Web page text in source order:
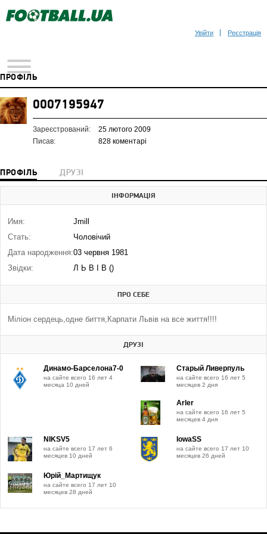
Увійти Реєстрація
ПРОФІЛЬ
0007195947
Зареєстрований:
25 лютого 2009
Писав:
828 коментарі
ПРОФІЛЬ ДРУЗІ
ІНФОРМАЦІЯ
Имя:
Jmill
Стать:
Чоловічий
Дата народження:03 червня 1981
Звідки:
Л Ь В І В ()
ПРО СЕБЕ
Міліон сердець,одне биття,Карпати Львів на все життя!!!!
ДРУЗІ
Динамо-Барселона7-0
на сайте всего 16 лет 4
месяца 10 дней
Старый Ливерпуль
на сайте всего 16 лет 5
месяцев 2 дня
Arler
на сайте всего 16 лет 5
месяцев 4 дня
NIKSV5
на сайте всего 17 лет 6
месяцев 10 дней
IowaSS
на сайте всего 17 лет 10
месяцев 26 дней
Юрій_Мартищук
на сайте всего 17 лет 10
месяцев 28 дней